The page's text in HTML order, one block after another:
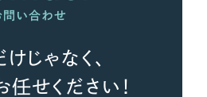
問い合わせ
じゃなく、
せください！